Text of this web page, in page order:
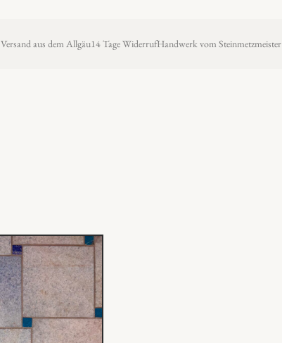
Versand aus dem Allgäu14 Tage WiderrufHandwerk vom Steinmetzmeister